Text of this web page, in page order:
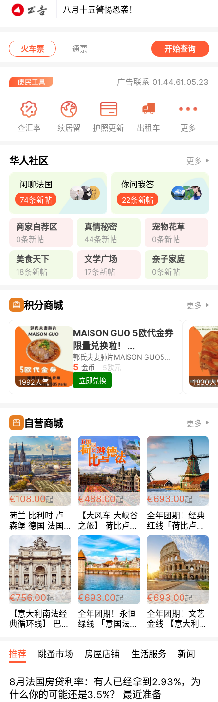
八月十五警惕恐袭！
火车票 通票 开始查询
广告联系 01.44.61.05.23
查汇率 续居留 护照更新 出租车 更多
华人社区 更多
闲聊法国
74条新帖
你问我答
22条新帖
商家自荐区
0条新帖
真情秘密
44条新帖
宠物花草
0条新帖
美食天下
18条新帖
文学广场
17条新帖
亲子家庭
0条新帖
积分商城 更多
1992人气
MAISON GUO 5欧代金券
限量兑换啦！ ...
郭氏夫妻肺片MAISON GUO5欧代金券限量兑换啦！
5 金币
5欧元
立即兑换
1830人
自营商城 更多
€108.00起
荷兰 比利时 卢
森堡 德国 法国
超爽玩遍西欧 循
环线 全程四星宾
馆 108欧/人/天
€488.00起
【大风车 大峡谷
之旅】 荷比卢德
法 巴黎上下 经
典五国四日游
488欧/人
€693.00起
全年团期！经典
红线「荷比卢德
法」七天循环 五
国 仅售99欧/人/
天！巴黎上下！
包拼房~
€756.00起
【意大利南法经
典循环线】 巴黎
宾馆 108欧/天起
全程756欧/位
€693.00起
全年团期！永恒
绿线 「意国法
欧/天起 ~包拼房
€693.00起
全年团期！文艺
金线 【意大利一
每周铁发！
推荐 跳蚤市场 房屋店铺 生活服务 新闻
8月法国房贷利率：有人已经拿到2.93%，为
什么你的可能还是3.5%？ 最近准备